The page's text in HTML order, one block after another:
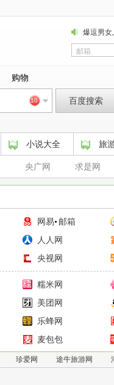
爆逗男女
邮箱
购物
10
小说大全 旅
央广网 求是网
网易 邮箱
人人网
央视网
糯米网
美团网
乐蜂网
麦包包
12306
珍爱网 途牛旅游网